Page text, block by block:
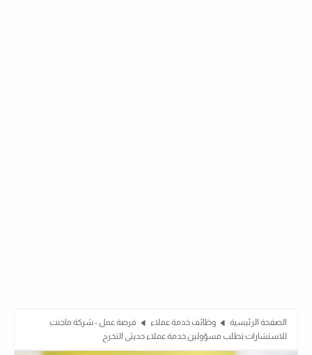
الصفحة الرئيسية وظائف خدمة عملاء
فرصة عمل - شركة ماجنت
للاستشارات تطلب مسؤولين خدمة عملاء حديثى التخرج